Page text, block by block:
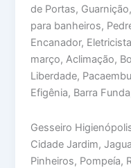
de Portas,
para banheiros,
Encanador,
março, Aclimação,
Liberdade,
Efigênia, Barra
Gesseiro
Cidade Jardim,
Pinheiros, Pompeía,